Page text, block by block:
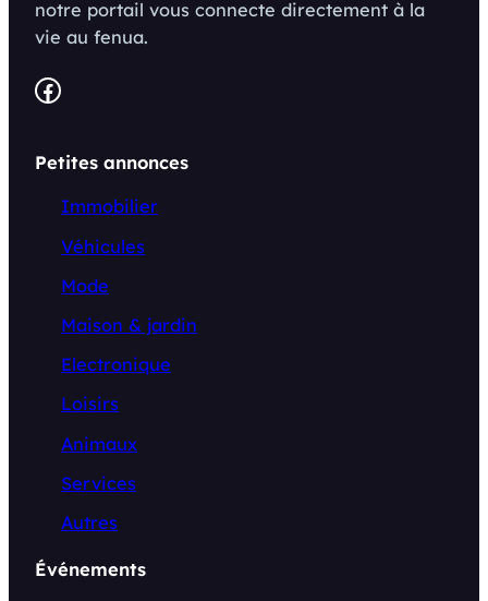
notre portail vous connecte directement à la
vie au fenua.
Facebook
Petites annonces
Immobilier
Véhicules
Mode
Maison & jardin
Electronique
Loisirs
Animaux
Services
Autres
Événements